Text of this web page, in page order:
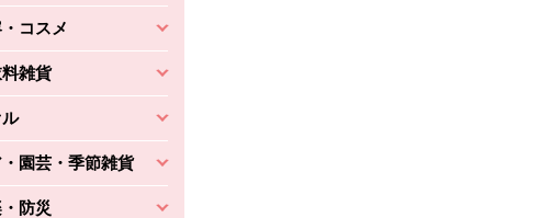
コスメ
雑貨
園芸・季節雑貨
防災